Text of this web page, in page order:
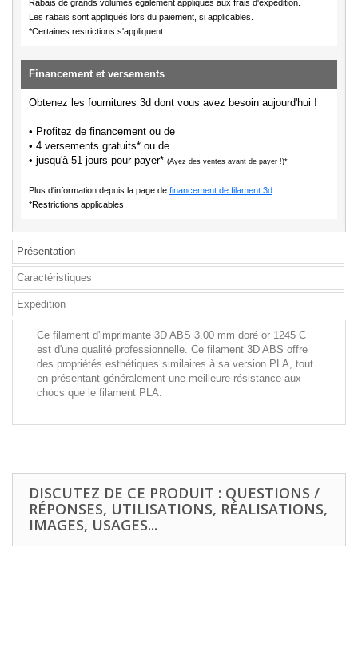
Rabais de grands volumes également appliqués aux frais d'expédition.
Les rabais sont appliqués lors du paiement, si applicables.
*Certaines restrictions s'appliquent.
Financement et versements
Obtenez les fournitures 3d dont vous avez besoin aujourd'hui !
• Profitez de financement ou de
• 4 versements gratuits* ou de
• jusqu'à 51 jours pour payer* (Ayez des ventes avant de payer !)*
Plus d'information depuis la page de financement de filament 3d
*Restrictions applicables.
Présentation
Caractéristiques
Expédition
Ce filament d'imprimante 3D ABS 3.00 mm doré or 1245 C
est d'une qualité professionnelle. Ce filament 3D ABS offre
des propriétés esthétiques similaires à sa version PLA, tout
en présentant généralement une meilleure résistance aux
chocs que le filament PLA.
DISCUTEZ DE CE PRODUIT : QUESTIONS /
RÉPONSES, UTILISATIONS, RÉALISATIONS,
IMAGES, USAGES...